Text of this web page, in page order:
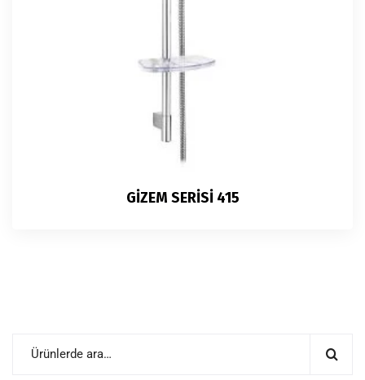
GİZEM SERİSİ 415